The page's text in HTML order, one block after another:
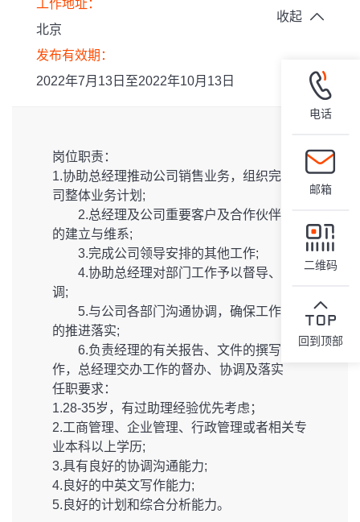
工作地址：
北京
发布有效期：
2022年7月13日至2022年10月13日
收起
岗位职责：
1.协助总经理推动公司销售业务，组织完成公
司整体业务计划;
2.总经理及公司重要客户及合作伙伴关系
的建立与维系;
3.完成公司领导安排的其他工作;
4.协助总经理对部门工作予以督导、协
调;
5.与公司各部门沟通协调，确保工作计划
的推进落实;
6.负责经理的有关报告、文件的撰写工
作，总经理交办工作的督办、协调及落实
任职要求：
1.28-35岁，有过助理经验优先考虑；
2.工商管理、企业管理、行政管理或者相关专
业本科以上学历;
3.具有良好的协调沟通能力;
4.良好的中英文写作能力;
5.良好的计划和综合分析能力。
电话
邮箱
二维码
回到顶部